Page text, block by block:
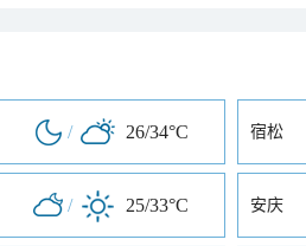
/ 26/34°C 宿松
/ 25/33°C 安庆